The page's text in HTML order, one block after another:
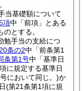
当基礎額について
項中「前項」とある
とする。
勉手当の支給につ
条の2中「前条第1
条第1号中「基準日
に規定する基準日
において同じ。)か
(第21条第1項に規